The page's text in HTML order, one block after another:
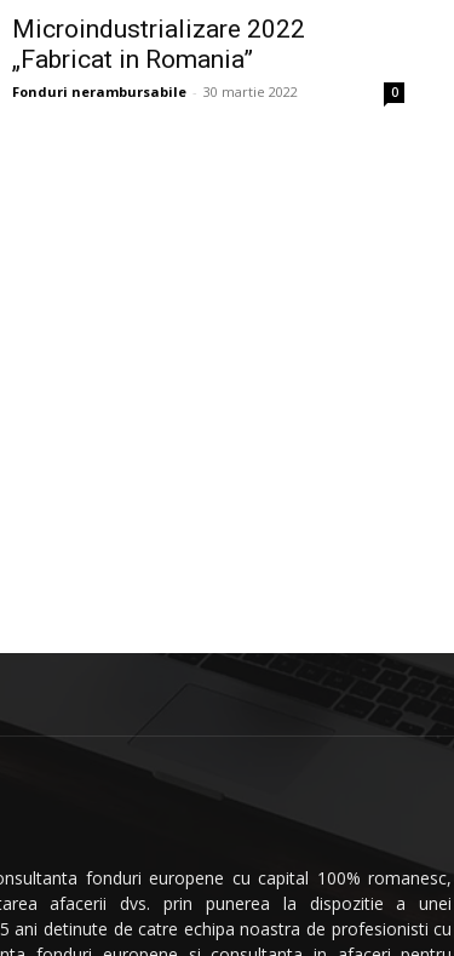
Microindustrializare 2022
„Fabricat in Romania”
Fonduri nerambursabile - 30 martie 2022 0
fonduri europene cu capital 100% romanesc,
afacerii dvs. prin punerea la dispozitie a unei
ani detinute de catre echipa noastra de profesionisti cu